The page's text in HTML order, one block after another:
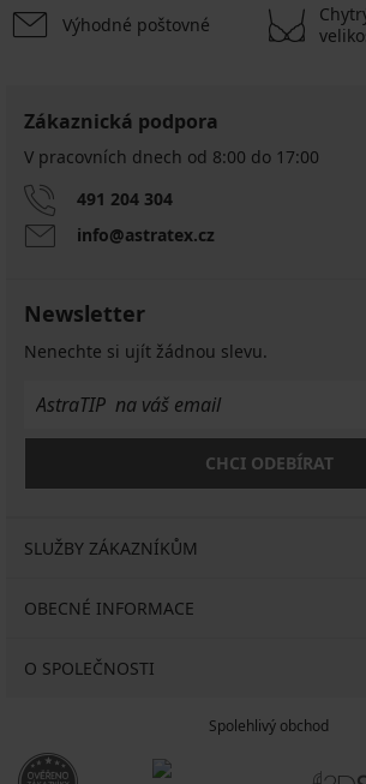
Výhodné poštovné
Zákaznická podpora
V pracovních dnech od 8:00 do 17:00
491 204 304
info@astratex.cz
Newsletter
Nenechte si ujít žádnou slevu.
CHCI ODEBÍRAT
SLUŽBY ZÁKAZNÍKŮM
OBECNÉ INFORMACE
O SPOLEČNOSTI
Spolehlivý obchod